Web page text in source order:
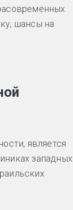
шансы на
является
западных